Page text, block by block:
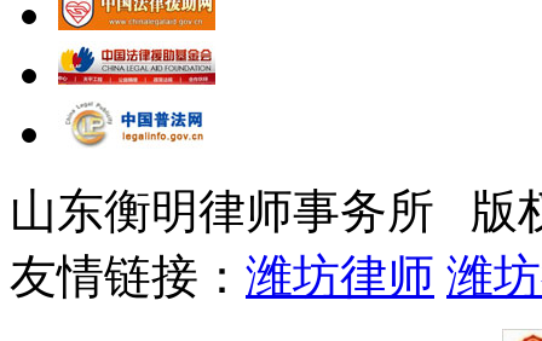
山东衡明律师事务所 版
友情链接： 潍坊律师 潍